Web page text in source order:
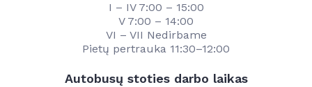
I – IV 7:00 – 15:00
V 7:00 – 14:00
VI – VII Nedirbame
Pietų pertrauka 11:30–12:00
Autobusų stoties darbo laikas